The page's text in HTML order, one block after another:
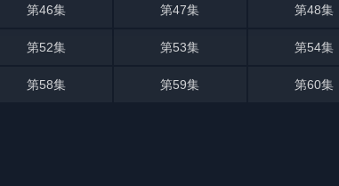
第46集 第47集 第48集
第52集 第53集 第54集
第58集 第59集 第60集